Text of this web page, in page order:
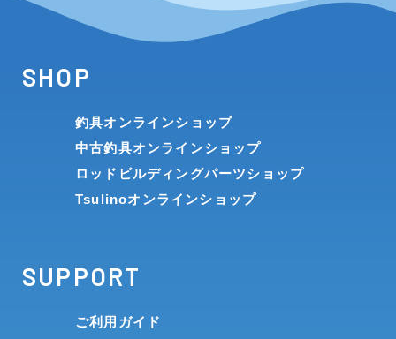
SHOP
釣具オンラインショップ
中古釣具オンラインショップ
ロッドビルディングパーツショップ
Tsulinoオンラインショップ
SUPPORT
ご利用ガイド